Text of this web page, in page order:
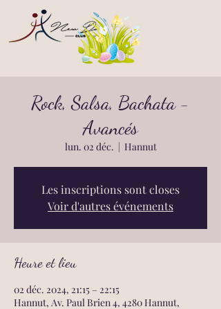
Rock, Salsa, Bachata -
Avancés
lun. 02 déc.
  |
Hannut
Les inscriptions sont closes
Voir d'autres événements
Heure et lieu
02 déc. 2024, 21:15 – 22:15
Hannut, Av. Paul Brien 4, 4280 Hannut,